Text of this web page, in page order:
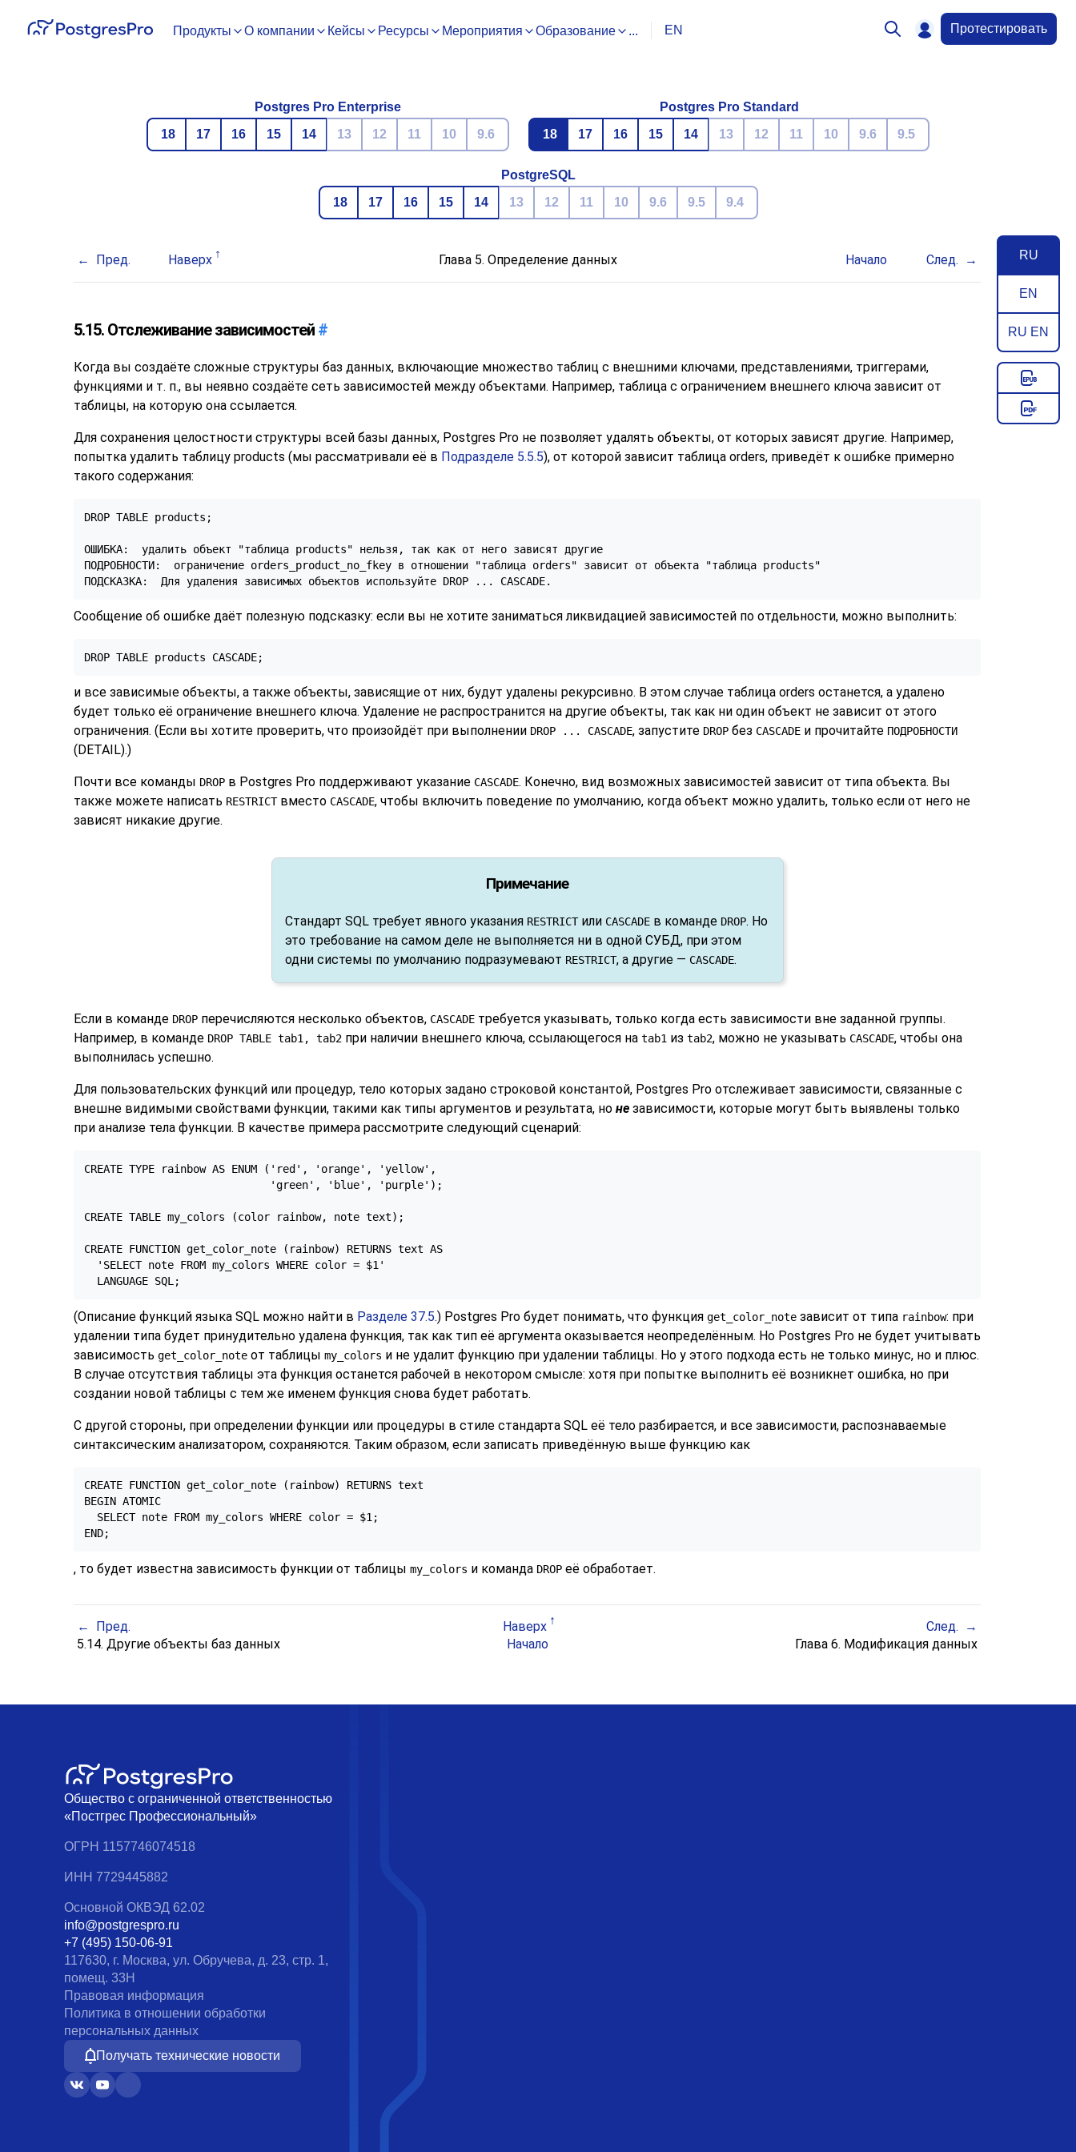
Продукты О компании Кейсы Ресурсы Мероприятия Образование ... EN Протестировать
Postgres Pro Enterprise
18
17 16 15 14 13 12 11 10 9.6
Postgres Pro Standard
18
17 16 15 14 13 12 11 10 9.6 9.5
PostgreSQL
18
17 16 15 14 13 12 11 10 9.6 9.5 9.4
RU
EN
RU EN
Пред. Наверх Глава 5. Определение данных Начало След.
5.15. Отслеживание зависимостей #
Когда вы создаёте сложные структуры баз данных, включающие множество таблиц с внешними ключами, представлениями, триггерами,
функциями и т. п., вы неявно создаёте сеть зависимостей между объектами. Например, таблица с ограничением внешнего ключа зависит от
таблицы, на которую она ссылается.
Для сохранения целостности структуры всей базы данных, Postgres Pro не позволяет удалять объекты, от которых зависят другие. Например,
попытка удалить таблицу products (мы рассматривали её в Подразделе 5.5.5), от которой зависит таблица orders, приведёт к ошибке примерно
такого содержания:
DROP TABLE products;
ОШИБКА:  удалить объект "таблица products" нельзя, так как от него зависят другие
ПОДРОБНОСТИ:  ограничение orders_product_no_fkey в отношении "таблица orders" зависит от объекта "таблица products"
Сообщение об ошибке даёт полезную подсказку: если вы не хотите заниматься ликвидацией зависимостей по отдельности, можно выполнить:
и все зависимые объекты, а также объекты, зависящие от них, будут удалены рекурсивно. В этом случае таблица orders останется, а удалено
будет только её ограничение внешнего ключа. Удаление не распространится на другие объекты, так как ни один объект не зависит от этого
ограничения. (Если вы хотите проверить, что произойдёт при выполнении DROP ... CASCADE, запустите DROP без CASCADE и прочитайте ПОДРОБНОСТИ
(DETAIL).)
Почти все команды DROP в Postgres Pro поддерживают указание CASCADE. Конечно, вид возможных зависимостей зависит от типа объекта. Вы
также можете написать RESTRICTвместо CASCADE, чтобы включить поведение по умолчанию, когда объект можно удалить, только если от него не
зависят никакие другие.
Примечание
Стандарт SQL требует явного указания RESTRICTили CASCADEв команде DROP. Но
это требование на самом деле не выполняется ни в одной СУБД, при этом
одни системы по умолчанию подразумевают RESTRICT, а другие — CASCADE.
Если в команде DROP перечисляются несколько объектов, CASCADE требуется указывать, только когда есть зависимости вне заданной группы.
Например, в команде DROP TABLE tab1, tab2 при наличии внешнего ключа, ссылающегося на tab1 из tab2, можно не указывать CASCADE, чтобы она
выполнилась успешно.
Для пользовательских функций или процедур, тело которых задано строковой константой, Postgres Pro отслеживает зависимости, связанные с
внешне видимыми свойствами функции, такими как типы аргументов и результата, но не зависимости, которые могут быть выявлены только
при анализе тела функции. В качестве примера рассмотрите следующий сценарий:
CREATE TYPE rainbow AS ENUM ('red', 'orange', 'yellow',
                             'green', 'blue', 'purple');
CREATE TABLE my_colors (color rainbow, note text);
CREATE FUNCTION get_color_note (rainbow) RETURNS text AS
  'SELECT note FROM my_colors WHERE color = $1'
  LANGUAGE SQL;
(Описание функций языка SQL можно найти в Разделе 37.5.) Postgres Pro будет понимать, что функция get_color_note зависит от типа rainbow: при
удалении типа будет принудительно удалена функция, так как тип её аргумента оказывается неопределённым. Но Postgres Pro не будет учитывать
зависимость get_color_note от таблицы my_colors и не удалит функцию при удалении таблицы. Но у этого подхода есть не только минус, но и плюс.
В случае отсутствия таблицы эта функция останется рабочей в некотором смысле: хотя при попытке выполнить её возникнет ошибка, но при
создании новой таблицы с тем же именем функция снова будет работать.
С другой стороны, при определении функции или процедуры в стиле стандарта SQL её тело разбирается, и все зависимости, распознаваемые
синтаксическим анализатором, сохраняются. Таким образом, если записать приведённую выше функцию как
CREATE FUNCTION get_color_note (rainbow) RETURNS text
BEGIN ATOMIC
  SELECT note FROM my_colors WHERE color = $1;
END;
, то будет известна зависимость функции от таблицы my_colors и команда DROP её обработает.
Пред. Наверх
След.
5.14. Другие объекты баз данных
Начало Глава 6. Модификация данных
Общество с ограниченной ответственностью
«Постгрес Профессиональный»
ОГРН 1157746074518
ИНН 7729445882
Основной ОКВЭД 62.02
info@postgrespro.ru
+7 (495) 150-06-91
117630, г. Москва, ул. Обручева, д. 23, стр. 1,
помещ. 33Н
Правовая информация
Политика в отношении обработки
персональных данных
Получать технические новости